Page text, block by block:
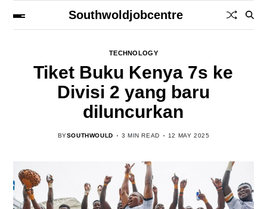
Southwoldjobcentre
TECHNOLOGY
Tiket Buku Kenya 7s ke
Divisi 2 yang baru
diluncurkan
BYSOUTHWOULD 3 MIN READ 12 MAY 2025